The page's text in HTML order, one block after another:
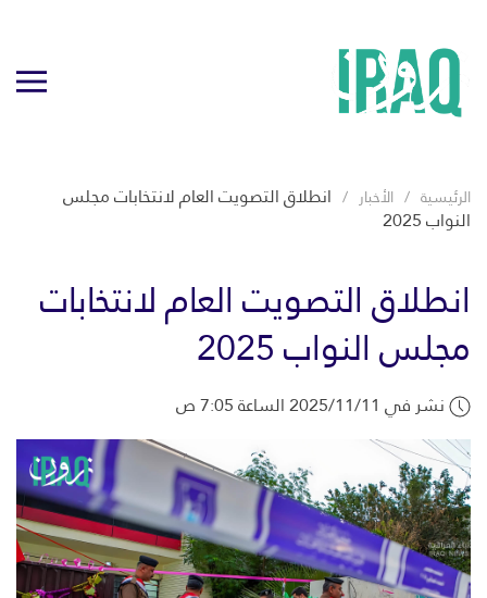
الرئيسية الأخبار انطلاق التصويت العام لانتخابات مجلس
النواب 2025
انطلاق التصويت العام لانتخابات
مجلس النواب 2025
نشر في 2025/11/11 الساعة 7:05 ص